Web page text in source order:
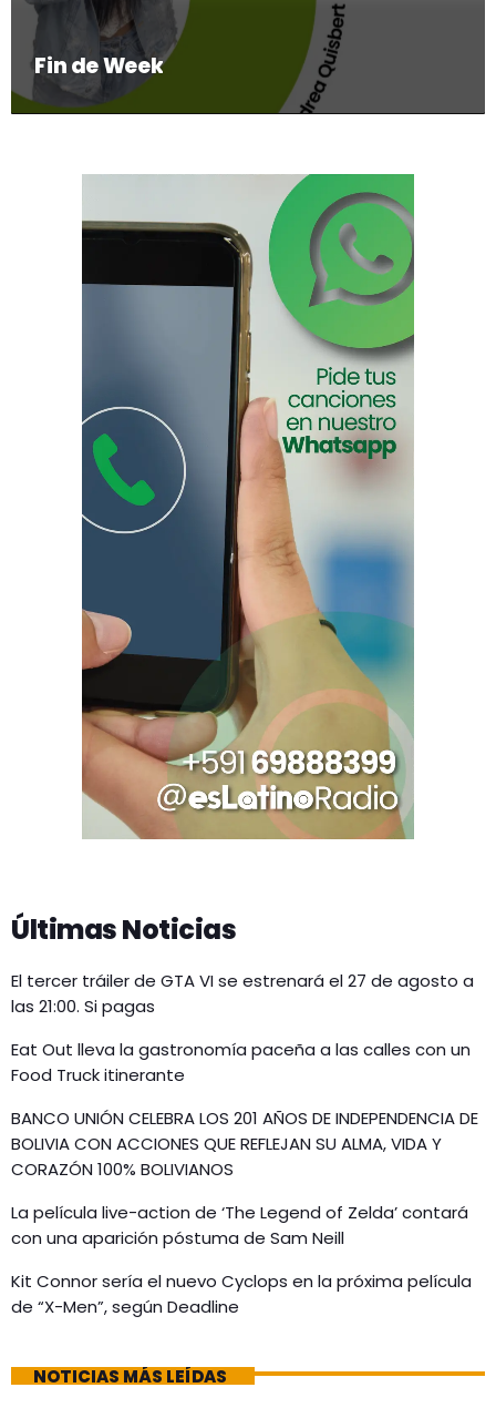
Fin de Week
Últimas Noticias
El tercer tráiler de GTA VI se estrenará el 27 de agosto a
las 21:00. Si pagas
Eat Out lleva la gastronomía paceña a las calles con un
Food Truck itinerante
BANCO UNIÓN CELEBRA LOS 201 AÑOS DE INDEPENDENCIA DE
BOLIVIA CON ACCIONES QUE REFLEJAN SU ALMA, VIDA Y
CORAZÓN 100% BOLIVIANOS
La película live-action de ‘The Legend of Zelda’ contará
con una aparición póstuma de Sam Neill
Kit Connor sería el nuevo Cyclops en la próxima película
de “X-Men”, según Deadline
NOTICIAS MÁS LEÍDAS